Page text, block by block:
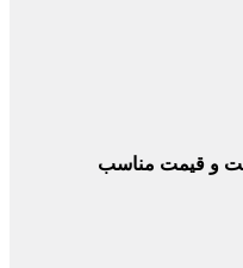
و قیمت مناسب